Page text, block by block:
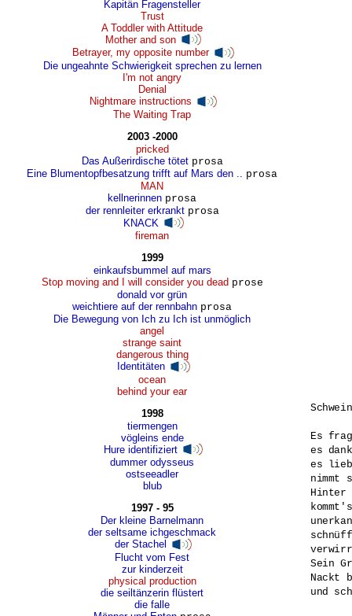
Kapitän Fragensteller
Trust
A Toddler with Attitude
Mother and son
Betrayer, my opposite number
Die ungeahnte Schwierigkeit sprechen zu lernen
I'm not angry
Denial
Nightmare instructions
The Waiting Trap
2003 -2000
pricked
Das Außerirdische tötet prosa
Eine Blumentopfbesatzung trifft auf Mars den ..
prosa
MAN
kellnerinnen prosa
der rennleiter erkrankt prosa
KNACK
fireman
1999
einkaufsbummel auf mars
Stop moving and I will consider you dead prose
donald vor grün
weichtiere auf der rennbahn prosa
Die Bewegung von Ich zu Ich ist unmöglich
angel
strange saint
dangerous thing
Identitäten
ocean
behind your ear
1998
tiermengen
vögleins ende
Hure identifiziert
dummer odysseus
ostseeadler
blub
1997 - 95
Der kleine Barnelmann
der seltsame ichgeschmack
der Stachel
Flucht vom Fest
zur kinderzeit
physical production
die seiltänzerin flüstert
die falle
Es
es
es
nimmt
Hinter
Sein
Nackt
und